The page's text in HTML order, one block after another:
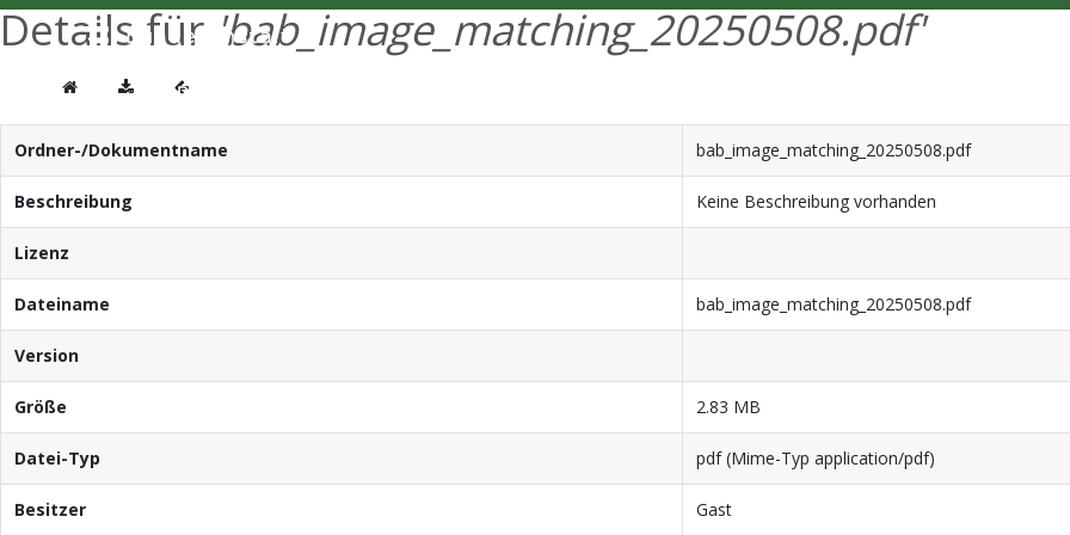
Details für 'bab_image_matching_20250508.pdf'
Ordner-/Dokumentname bab_image_matching_20250508.pdf
Beschreibung Keine Beschreibung vorhanden
Lizenz
Dateiname bab_image_matching_20250508.pdf
Version
Größe 2.83 MB
Datei-Typ pdf (Mime-Typ application/pdf)
Besitzer Gast